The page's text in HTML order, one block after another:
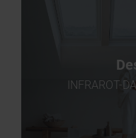
INFRAROT-